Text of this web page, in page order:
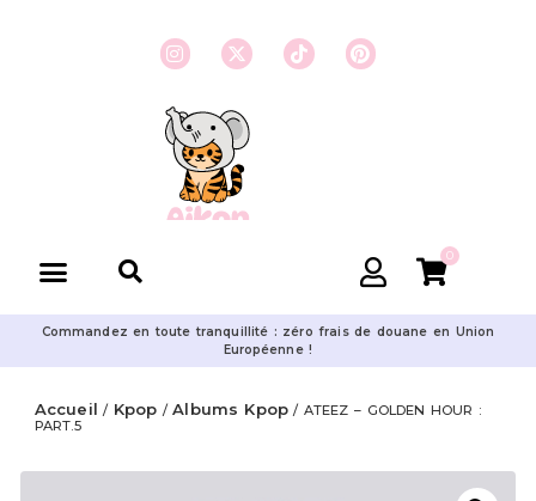
0
Commandez en toute tranquillité : zéro frais de douane en Union
Européenne !
Accueil / Kpop /Albums Kpop/ ATEEZ – GOLDEN HOUR :
PART.5